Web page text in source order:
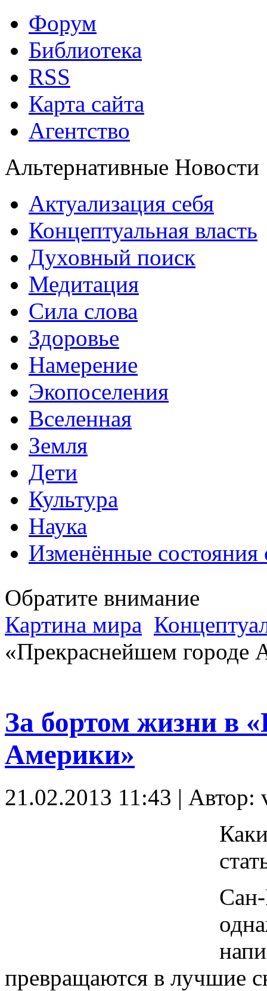
Форум
Библиотека
RSS
Карта сайта
Агентство
Альтернативные Новости
Актуализация себя
Концептуальная власть
Духовный поиск
Медитация
Сила слова
Здоровье
Намерение
Экопоселения
Вселенная
Земля
Дети
Культура
Наука
Изменённые состояния
Обратите внимание
Картина мира
«Прекраснейшем городе
За бортом жизни в
Америки»
21.02.2013 11:43 | Автор:
превращаются в лучшие